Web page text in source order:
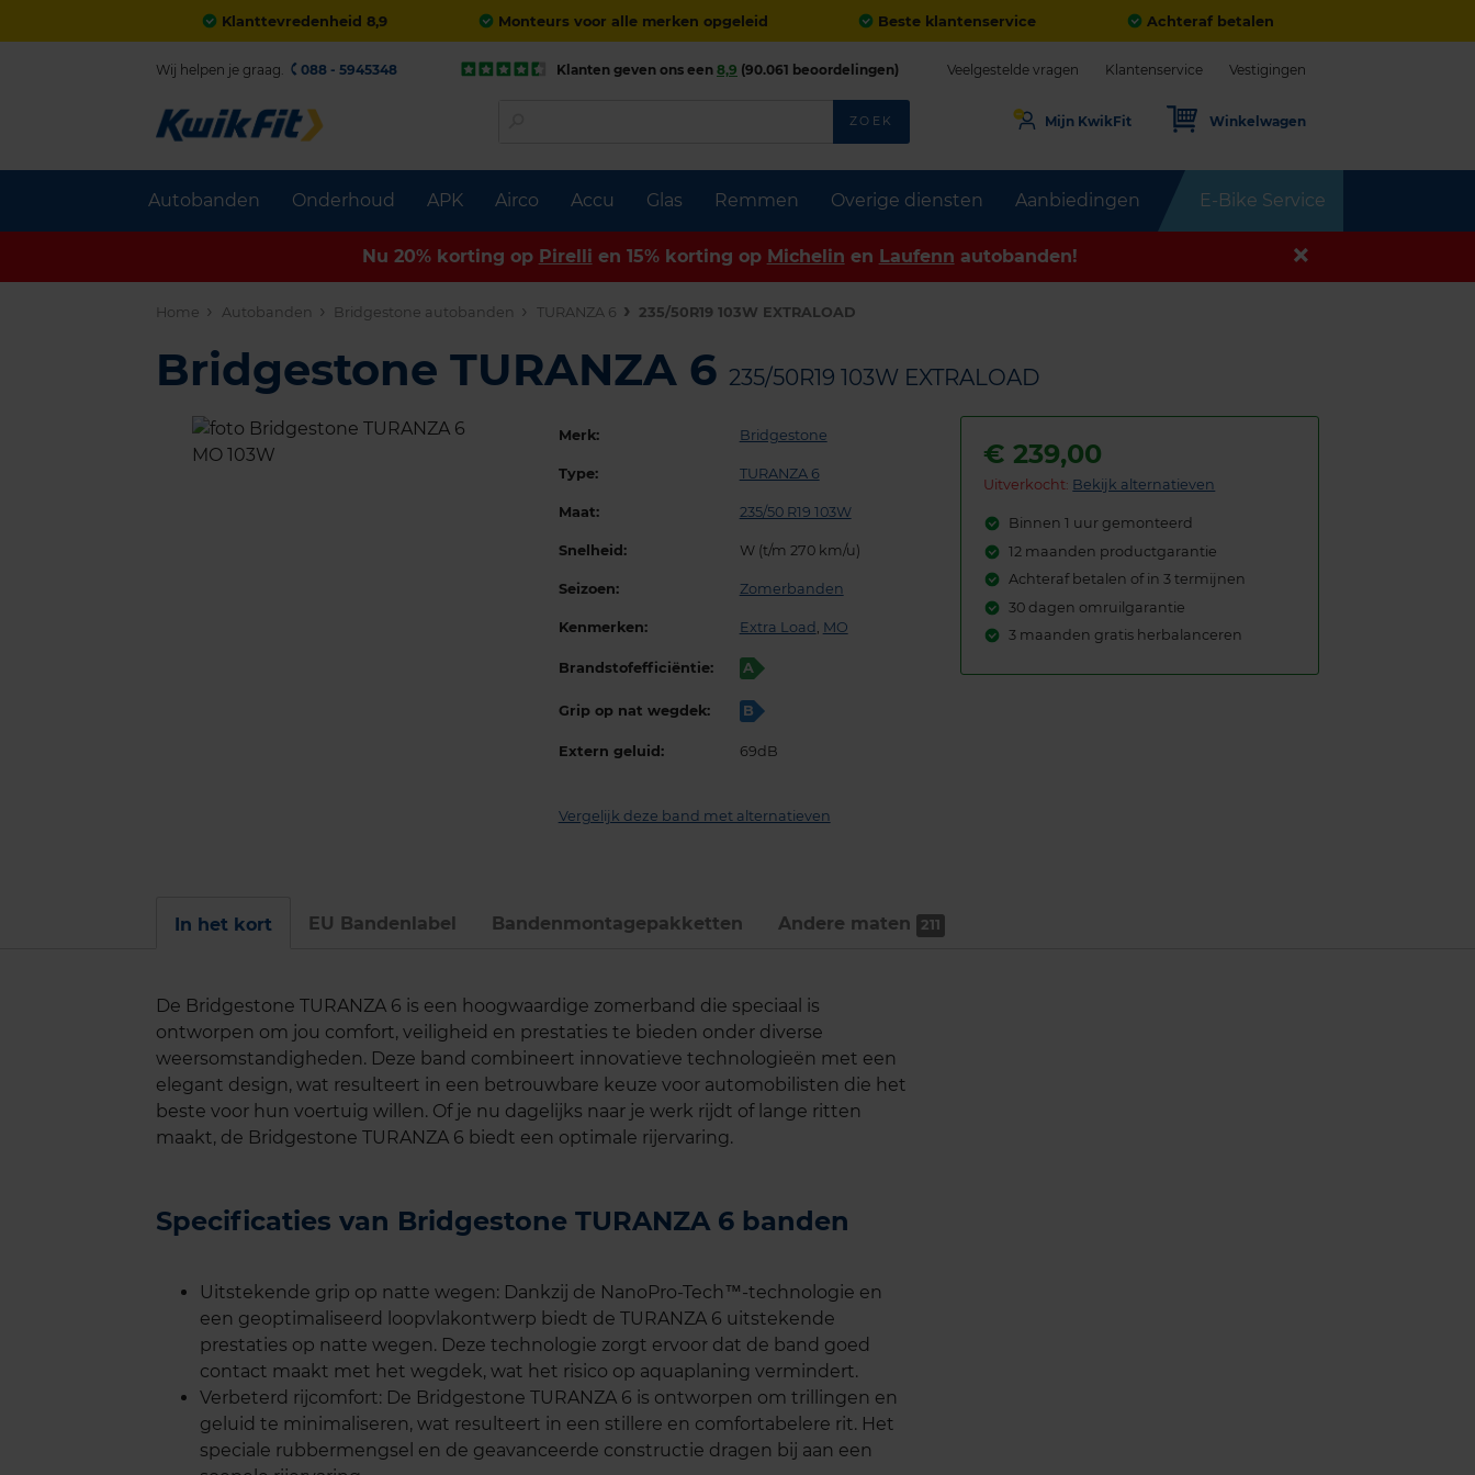
Klanttevredenheid 8,9 Monteurs voor alle merken opgeleid Beste klantenservice Achteraf betalen
Autobanden Onderhoud APK Airco Accu Glas Remmen Overige diensten Aanbiedingen E-Bike Service
Wij helpen je graag. 088 - 5945348 Klanten geven ons een 8,9 (90.061 beoordelingen) Veelgestelde vragen Klantenservice Vestigingen
ZOEK Mijn KwikFit Winkelwagen
Nu 20% korting op Pirelli en 15% korting op Michelin en Laufenn autobanden!
Home Autobanden Bridgestone autobanden TURANZA 6 235/50R19 103W EXTRALOAD
Bridgestone TURANZA 6 235/50R19 103W EXTRALOAD
Merk: Bridgestone
Type: TURANZA 6
Maat: 235/50 R19 103W
Snelheid: W (t/m 270 km/u)
Seizoen: Zomerbanden
Kenmerken: Extra Load , MO
Brandstofefficiëntie: A
Grip op nat wegdek: B
Extern geluid: 69dB
Vergelijk deze band met alternatieven
€239,00
Uitverkocht: Bekijk alternatieven
Binnen 1 uur gemonteerd
12 maanden productgarantie
Achteraf betalen of in 3 termijnen
30 dagen omruilgarantie
3 maanden gratis herbalanceren
In het kort EU Bandenlabel Bandenmontage­pakketten Andere maten 211
De Bridgestone TURANZA 6 is een hoogwaardige zomerband die speciaal is
ontworpen om jou comfort, veiligheid en prestaties te bieden onder diverse
weersomstandigheden. Deze band combineert innovatieve technologieën met een
elegant design, wat resulteert in een betrouwbare keuze voor automobilisten die het
beste voor hun voertuig willen. Of je nu dagelijks naar je werk rijdt of lange ritten
maakt, de Bridgestone TURANZA 6 biedt een optimale rijervaring.
Specificaties van Bridgestone TURANZA 6 banden
Uitstekende grip op natte wegen: Dankzij de NanoPro-Tech™-technologie en
een geoptimaliseerd loopvlakontwerp biedt de TURANZA 6 uitstekende
prestaties op natte wegen. Deze technologie zorgt ervoor dat de band goed
contact maakt met het wegdek, wat het risico op aquaplaning vermindert.
Verbeterd rijcomfort: De Bridgestone TURANZA 6 is ontworpen om trillingen en
geluid te minimaliseren, wat resulteert in een stillere en comfortabelere rit. Het
speciale rubbermengsel en de geavanceerde constructie dragen bij aan een